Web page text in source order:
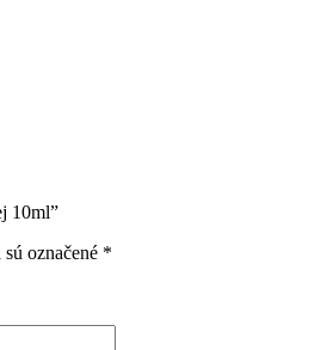
10ml”
označené *